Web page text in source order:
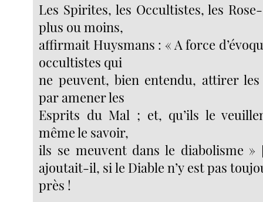
Les Spirites, les Occultistes, les
plus ou moins,
affirmait Huysmans : « A force
occultistes qui
ne peuvent, bien entendu, attirer
par amener les
Esprits du Mal ; et, qu’ils le
même le savoir,
ils se meuvent dans le diabolisme »
ajoutait-il, si le Diable n’y est pas
près !